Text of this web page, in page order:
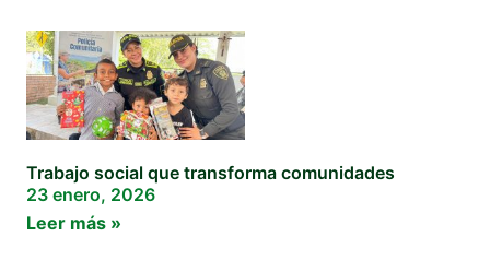
Trabajo social que transforma comunidades
23 enero, 2026
Leer más »